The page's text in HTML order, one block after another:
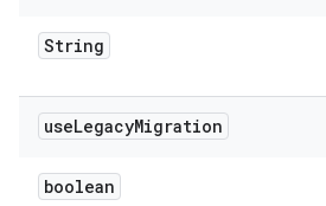
String
useLegacyMigration
boolean